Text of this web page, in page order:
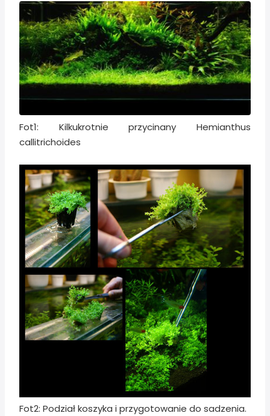
Fot1: Kilkukrotnie przycinany Hemianthus
callitrichoides
Fot2: Podział koszyka i przygotowanie do sadzenia.